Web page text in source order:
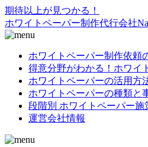
期待以上が見つかる！
ホワイトペーパー制作代行会社
ホワイトペーパー制作依頼
得意分野がわかる！ホワイ
ホワイトペーパーの活用方
ホワイトペーパーの種類と
段階別 ホワイトペーパー施
運営会社情報